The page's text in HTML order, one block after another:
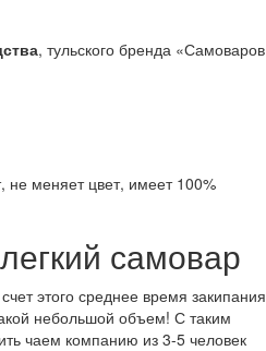
, тульского бренда «Самоваров
не меняет цвет, имеет 100%
самовар
этого среднее время закипания
небольшой объем! С таким
чаем компанию из 3-5 человек